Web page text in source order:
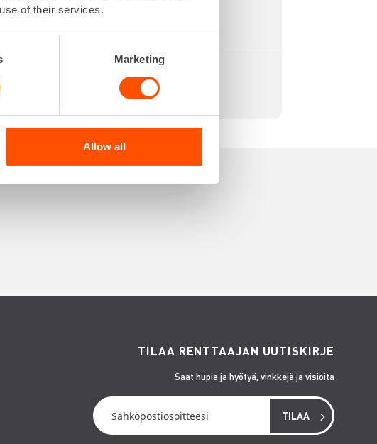
of their services.
Marketing
Allow all
TILAA RENTTAAJAN UUTISKIRJE
Saat hupia ja hyötyä, vinkkejä ja visioita